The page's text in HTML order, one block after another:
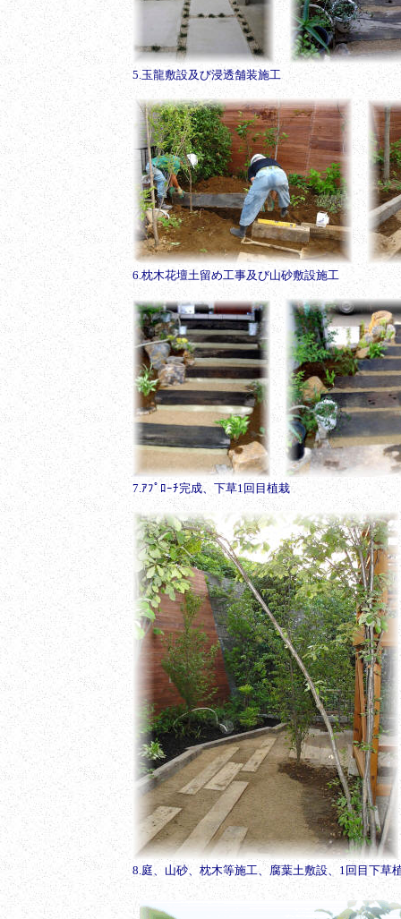
5.玉龍敷設及び浸透舗装施工
6.枕木花壇土留め工事及び山砂敷設施工
7.ｱﾌﾟﾛｰﾁ完成、下草1回目植栽
8.庭、山砂、枕木等施工、腐葉土敷設、1回目下草